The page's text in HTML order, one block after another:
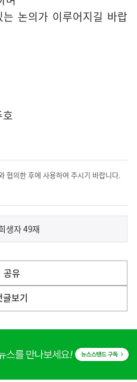
논의가 이루어지길 바랍
협의한 후에 사용하여 주시기 바랍니다.
생자 49재
공유
열
기
글보기